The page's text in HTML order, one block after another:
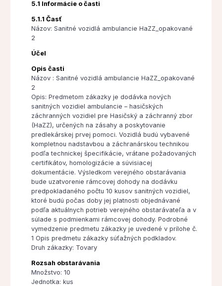
5.1 Informácie o časti
5.1.1 Časť
Názov: Sanitné vozidlá ambulancie HaZZ_opakované
2
Účel
Opis časti
Názov : Sanitné vozidlá ambulancie HaZZ_opakované
2
Opis: Predmetom zákazky je dodávka nových
sanitných vozidiel ambulancie – hasičských
záchranných vozidiel pre Hasičský a záchranný zbor
(HaZZ), určených na zásahy a poskytovanie
predlekárskej prvej pomoci. Vozidlá budú vybavené
kompletnou nadstavbou a záchranárskou technikou
podľa technickej špecifikácie, vrátane požadovaných
certifikátov, homologizácie a súvisiacej
dokumentácie. Výsledkom verejného obstarávania
bude uzatvorenie rámcovej dohody na dodávku
predpokladaného počtu 10 kusov sanitných vozidiel,
ktoré budú počas doby jej platnosti objednávané
podľa aktuálnych potrieb verejného obstarávateľa a v
súlade s podmienkami rámcovej dohody. Podrobné
vymedzenie predmetu zákazky je uvedené v prílohe č.
1 Opis predmetu zákazky súťažných podkladov.
Druh zákazky: Tovary
Rozsah obstarávania
Množstvo: 10
Jednotka: kus